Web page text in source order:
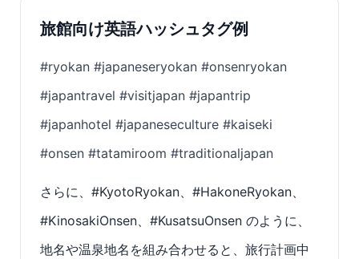
旅館向け英語ハッシュタグ例
#ryokan #japaneseryokan #onsenryokan
#japantravel #visitjapan #japantrip
#japanhotel #japaneseculture #kaiseki
#onsen #tatamiroom #traditionaljapan
さらに、#KyotoRyokan、#HakoneRyokan、
#KinosakiOnsen、#KusatsuOnsen のように、
地名や温泉地名を組み合わせると、旅行計画中